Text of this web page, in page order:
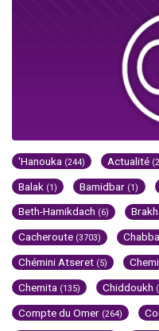
'Hanouka (244) Actualité
Balak (1) Bamidbar (1)
Beth-Hamikdach (6)
Cacheroute (3703)
Chémini Atseret (5)
Chemita (135) Chiddoukh
Compte du Omer (264)